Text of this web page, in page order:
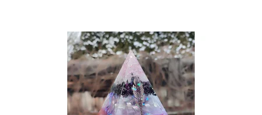
Dostupnost:
Skladem
8042